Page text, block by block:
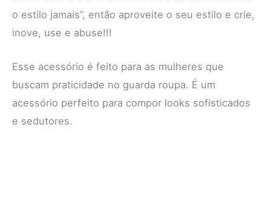
o estilo jamais”, então aproveite o seu estilo e crie,
inove, use e abuse!!!
Esse acessório é feito para as mulheres que
buscam praticidade no guarda roupa. É um
acessório perfeito para compor looks sofisticados
e sedutores.